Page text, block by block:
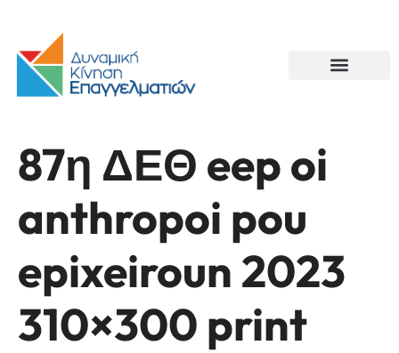
87η ΔΕΘ eep oi
anthropoi pou
epixeiroun 2023
310×300 print